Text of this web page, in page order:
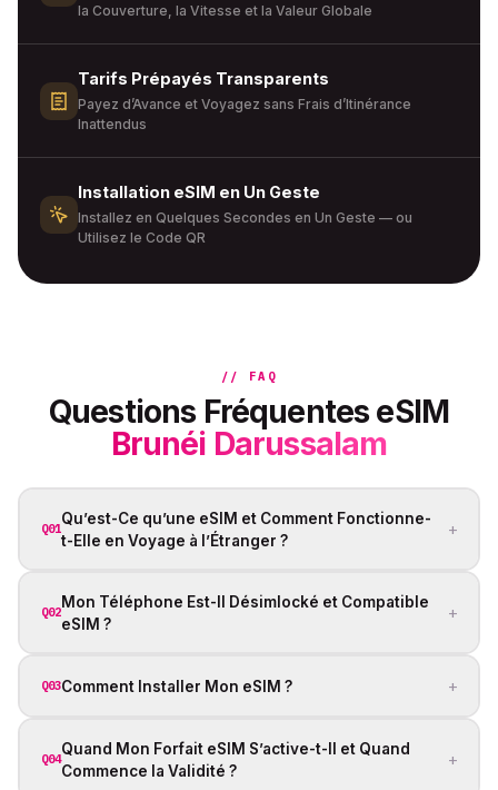
la Couverture, la Vitesse et la Valeur Globale
Tarifs Prépayés Transparents
Payez d’Avance et Voyagez sans Frais d’Itinérance
Inattendus
Installation eSIM en Un Geste
Installez en Quelques Secondes en Un Geste — ou
Utilisez le Code QR
// FAQ
Questions Fréquentes eSIM
Brunéi Darussalam
Q01
Qu’est-Ce qu’une eSIM et Comment Fonctionne-
t-Elle en Voyage à l’Étranger ?
+
Q02
Mon Téléphone Est-Il Désimlocké et Compatible
eSIM ?
+
Q03Comment Installer Mon eSIM ? +
Q04
Quand Mon Forfait eSIM S’active-t-Il et Quand
Commence la Validité ?
+